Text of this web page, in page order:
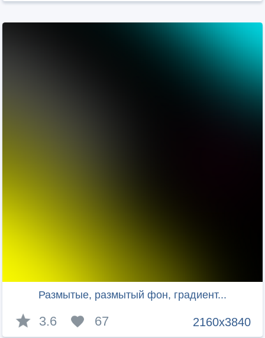
Размытые, размытый фон, градиент...
2160x3840
3.6 67